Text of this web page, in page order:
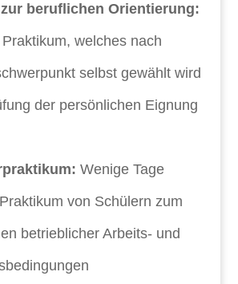
beruflichen Orientierung:
welches nach
selbst gewählt wird
der persönlichen Eignung
Wenige Tage
von Schülern zum
betrieblicher Arbeits- und